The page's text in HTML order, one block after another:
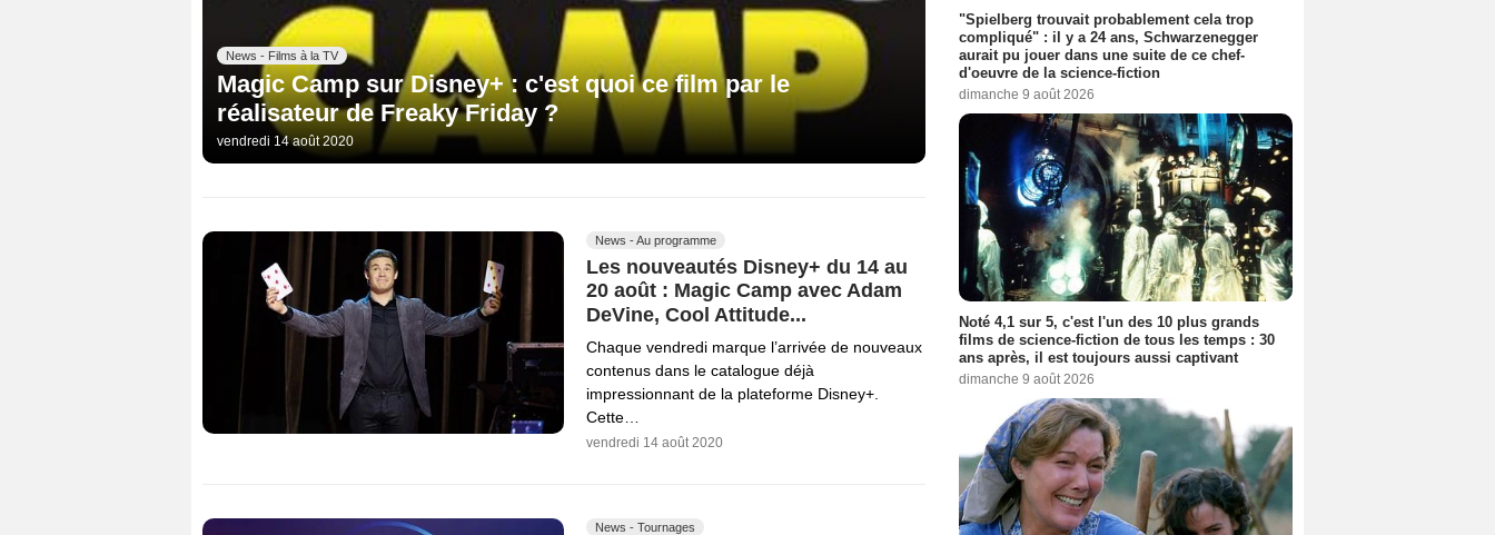
News - Films à la TV
Magic Camp sur Disney+ : c'est quoi ce film par le
réalisateur de Freaky Friday ?
vendredi 14 août 2020
News - Au programme
Les nouveautés Disney+ du 14 au
20 août : Magic Camp avec Adam
DeVine, Cool Attitude...
Chaque vendredi marque l’arrivée de nouveaux
contenus dans le catalogue déjà
impressionnant de la plateforme Disney+.
Cette…
vendredi 14 août 2020
News - Tournages
"Spielberg trouvait probablement cela trop
compliqué" : il y a 24 ans, Schwarzenegger
aurait pu jouer dans une suite de ce chef-
d'oeuvre de la science-fiction
dimanche 9 août 2026
Noté 4,1 sur 5, c'est l'un des 10 plus grands
films de science-fiction de tous les temps : 30
ans après, il est toujours aussi captivant
dimanche 9 août 2026